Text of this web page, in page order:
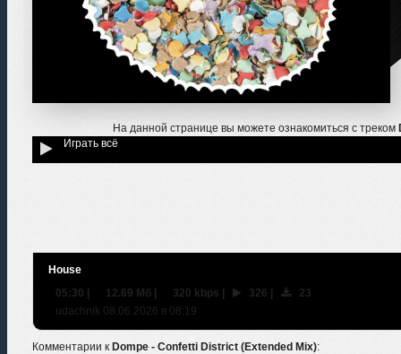
На данной странице вы можете ознакомиться с треком
Играть всё
House
05:30 | 12.69 Мб | 320 kbps | 326 |
23
udachnik 08.06.2026 в 08:19
Комментарии к Dompe - Confetti District (Extended Mix):